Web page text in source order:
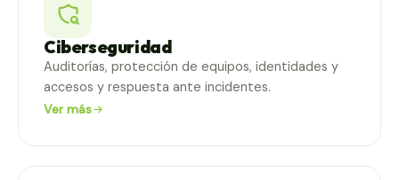
Ciberseguridad
Auditorías, protección de equipos, identidades y
accesos y respuesta ante incidentes.
Ver más